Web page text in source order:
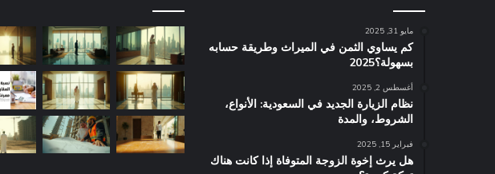
مايو 31, 2025
كم يساوي الثمن في الميراث​ وطريقة حسابه
بسهولة؟2025
أغسطس 2, 2025
نظام الزيارة الجديد في السعودية: الأنواع،
الشروط، والمدة
فبراير 15, 2025
هل يرث إخوة الزوجة المتوفاة إذا كانت هناك